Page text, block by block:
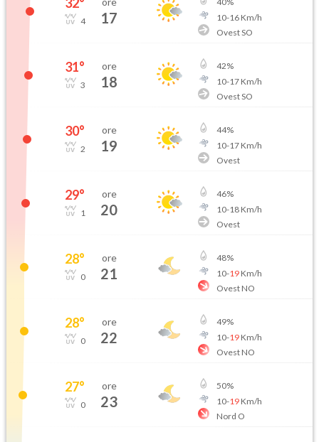
4 17
10-16Km/h
Ovest SO
31°
3
ore
18
42%
10-17Km/h
Ovest SO
30°
2
ore
19
44%
10-17Km/h
Ovest
29°
1
ore
20
46%
10-18Km/h
Ovest
28°
0
ore
21
48%
10-19Km/h
Ovest NO
28°
0
ore
22
49%
10-19Km/h
Ovest NO
27°
0
ore
23
50%
10-19Km/h
Nord O